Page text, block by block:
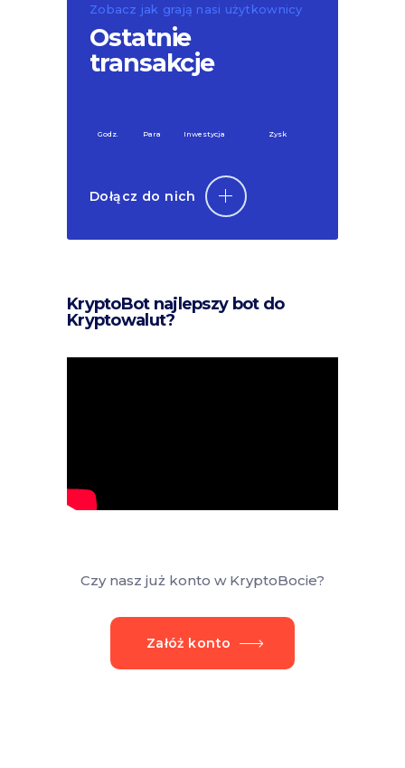
Zobacz jak grają nasi użytkownicy
Ostatnie
transakcje
Godz. Para Inwestycja Zysk
Dołącz do nich
KryptoBot najlepszy bot do
Kryptowalut?
Czy nasz już konto w KryptoBocie?
Załóż konto